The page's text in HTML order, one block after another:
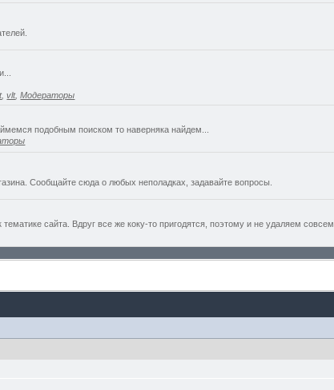
,vlt,Модераторы
подобным поиском то наверняка найдем...
Сообщайте сюда о любых неполадках, задавайте вопросы.
сайта. Вдруг все же коку-то пригодятся, поэтому и не удаляем совсем.